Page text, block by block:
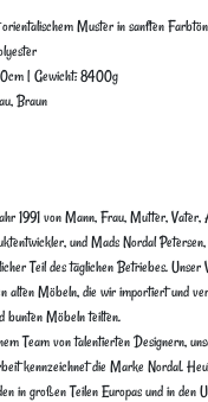
Muster in sanften
| Gewicht: 8400g
Braun
1991 von Mann, Frau, Mutter,
und Mads Nordal
Teil des täglichen Betriebes.
alten Möbeln, die wir importiert und
bunten Möbeln teilten.
Team von talentierten Designern,
kennzeichnet die Marke Nordal.
in großen Teilen Europas und in den